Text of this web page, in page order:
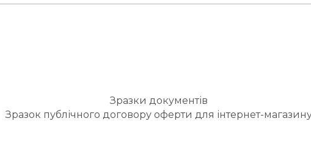
Зразки документів
Зразок публічного договору оферти для інтернет-